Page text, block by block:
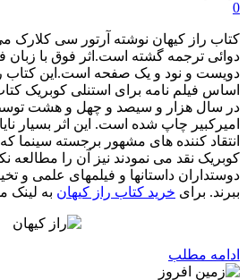
0
کتاب راز کیهان نوشته آرتور سی کلارک
دوائی ترجمه گشته است.اثر فوق با زبان
دویست و نود و یک صفحه است.این کتاب
اساس فیلم نامه برای استنلی کوبریک
در سال هزار و سیصد و چهل و هشت توسط
امیرکبیر چاپ شده است. این اثر بسیار
انتقاد کننده های مشهور برجسته سینما
کوبریک نقد می نمودند نیز آن را مطالعه
دوستداران داستانها و فیلمهای علمی و
ببرند. برای خرید کتاب راز کیهان به لینک
ادامه مطلب